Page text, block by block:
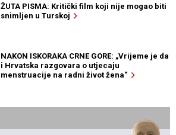
ŽUTA PISMA: Kritički film koji nije mogao biti
snimljen u Turskoj
NAKON ISKORAKA CRNE GORE: „Vrijeme je da
i Hrvatska razgovara o utjecaju
menstruacije na radni život žena“